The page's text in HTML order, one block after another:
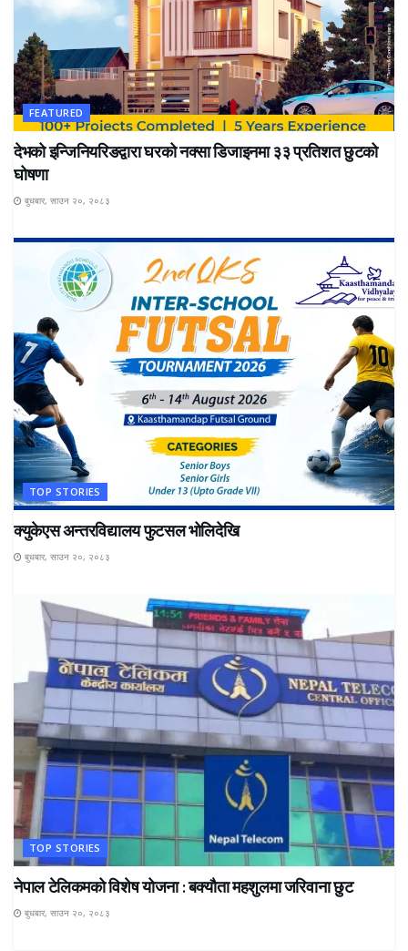
FEATURED
देभको इन्जिनियरिङद्वारा घरको नक्सा डिजाइनमा ३३ प्रतिशत छुटको
घोषणा
बुधबार, साउन २०, २०८३
TOP STORIES
क्युकेएस अन्तरविद्यालय फुटसल भोलिदेखि
बुधबार, साउन २०, २०८३
TOP STORIES
नेपाल टेलिकमको विशेष योजना : बक्यौता महशुलमा जरिवाना छुट
बुधबार, साउन २०, २०८३